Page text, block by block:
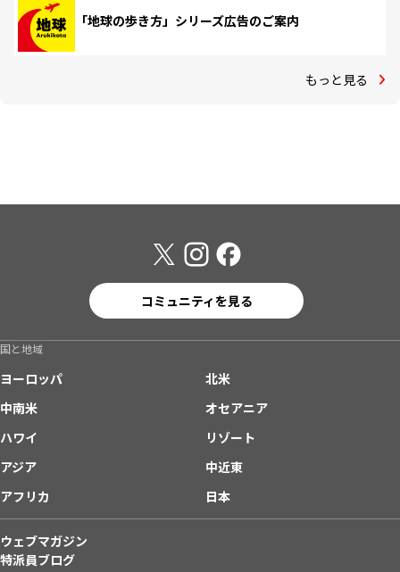
「地球の歩き方」シリーズ広告のご案内
もっと見る
コミュニティを見る
国と地域
ヨーロッパ
北米
中南米
オセアニア
ハワイ
リゾート
アジア
中近東
アフリカ
日本
ウェブマガジン
特派員ブログ